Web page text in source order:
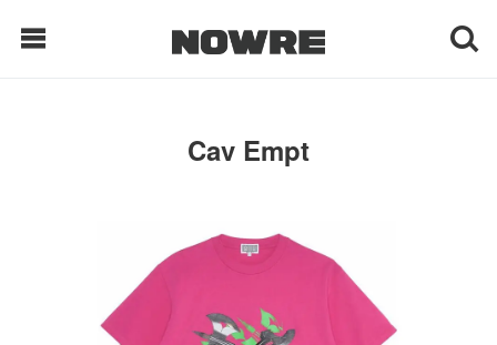
每日鲜榨
现客视点
时 尚
Cav Empt